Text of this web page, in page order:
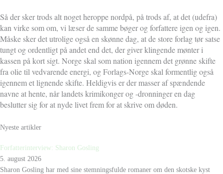
Så der sker trods alt noget heroppe nordpå, på trods af, at det (udefra)
kan virke som om, vi læser de samme bøger og forfattere igen og igen.
Måske sker det utrolige også en skønne dag, at de store forlag tør satse
tungt og ordentligt på andet end det, der giver klingende mønter i
kassen på kort sigt. Norge skal som nation igennem det grønne skifte
fra olie til vedvarende energi, og Forlags-Norge skal formentlig også
igennem et lignende skifte. Heldigvis er der masser af spændende
navne at hente, når landets krimikonger og -dronninger en dag
beslutter sig for at nyde livet frem for at skrive om døden.
Nyeste artikler
Forfatterinterview: Sharon Gosling
5. august 2026
Sharon Gosling har med sine stemningsfulde romaner om den skotske kyst